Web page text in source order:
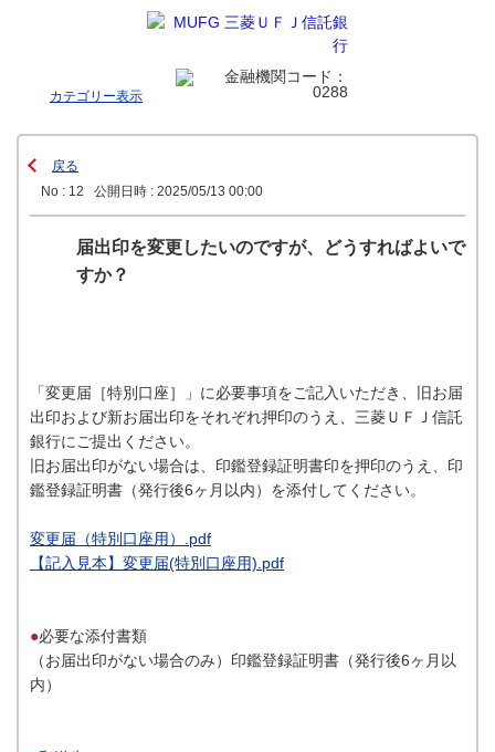
カテゴリー表示
戻る
No : 12
公開日時 : 2025/05/13 00:00
届出印を変更したいのですが、どうすればよいで
すか？
「変更届［特別口座］」に必要事項をご記入いただき、旧お届
出印および新お届出印をそれぞれ押印のうえ、三菱ＵＦＪ信託
銀行にご提出ください。
旧お届出印がない場合は、印鑑登録証明書印を押印のうえ、印
鑑登録証明書（発行後6ヶ月以内）を添付してください。
変更届（特別口座用）.pdf
【記入見本】変更届(特別口座用).pdf
●必要な添付書類
（お届出印がない場合のみ）印鑑登録証明書（発行後6ヶ月以
内）